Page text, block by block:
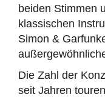
beiden Stimmen
klassischen
Simon &
Die Zahl der
seit Jahren